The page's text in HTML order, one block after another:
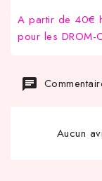
A partir de 40€
pour les DROM-
Aucun